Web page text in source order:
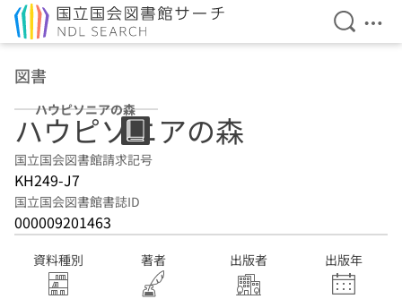
検索を
メ
図書
ハウピソニアの森
ハウピソニアの森
国立国会図書館請求記号
KH249-J7
国立国会図書館書誌ID
000009201463
資料種別 著者 出版者 出版年